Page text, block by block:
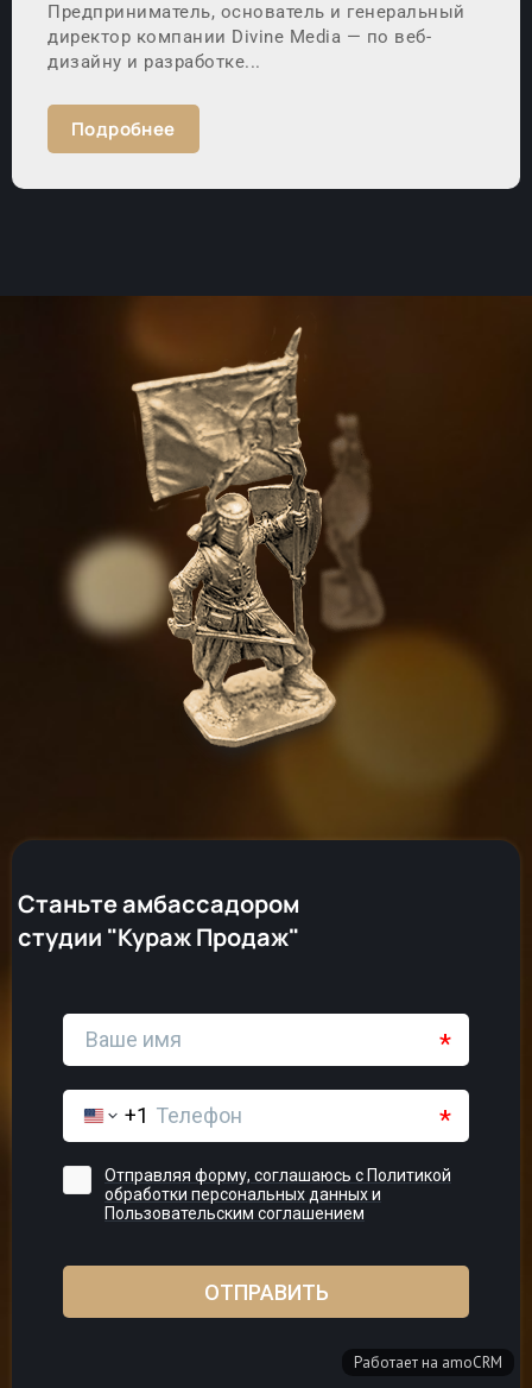
Предприниматель, основатель и генеральный
директор компании Divine Media — по веб-
дизайну и разработке...
Подробнее
Станьте амбассадором
студии "Кураж Продаж"